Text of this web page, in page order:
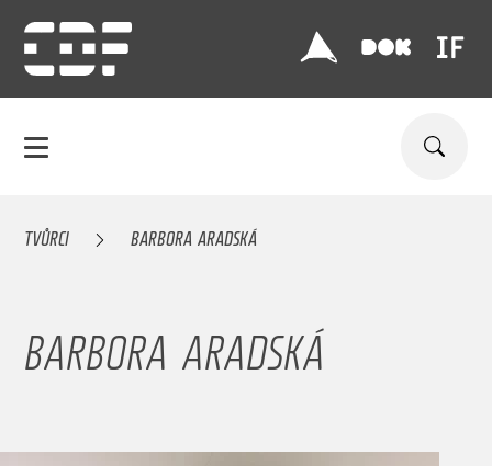
TVŮRCI BARBORA ARADSKÁ
BARBORA ARADSKÁ